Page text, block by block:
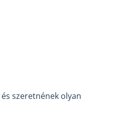
és szeretnének olyan